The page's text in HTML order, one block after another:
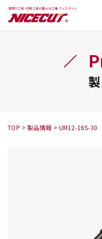
旋盤工具シリーズ
シリーズ
オーダー品依頼
フェイス・ショルダー
トラブルシューティン
ロックピンの逆ジメ
TOP > 製品情報 > UM12-16S-30